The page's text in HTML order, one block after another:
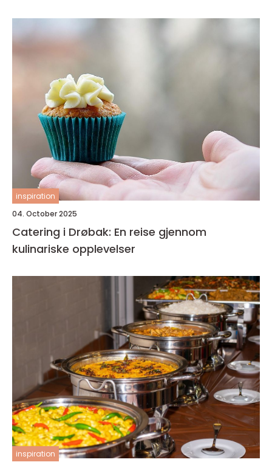
inspiration
04. October 2025
Catering i Drøbak: En reise gjennom
kulinariske opplevelser
inspiration